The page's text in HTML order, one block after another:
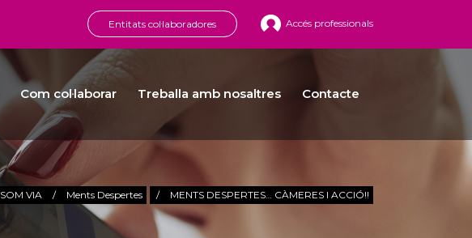
Entitats col·laboradores Accés professionals
Com col·laborar Treballa amb nosaltres Contacte
SOM VIA / Ments Despertes / MENTS DESPERTES… CÀMERES I ACCIÓ!!